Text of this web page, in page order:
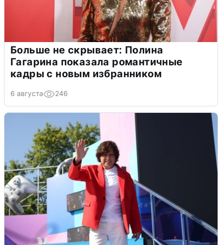
Больше не скрывает: Полина
Гагарина показала романтичные
кадры с новым избранником
6 августа 246